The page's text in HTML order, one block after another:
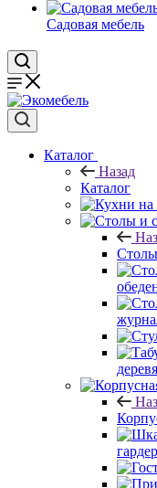
Садовая мебель
Каталог
Назад
Каталог
Столы